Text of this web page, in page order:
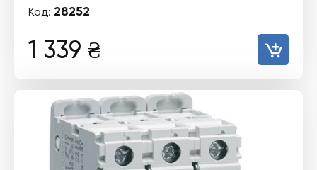
Код: 28252
1 339 ₴